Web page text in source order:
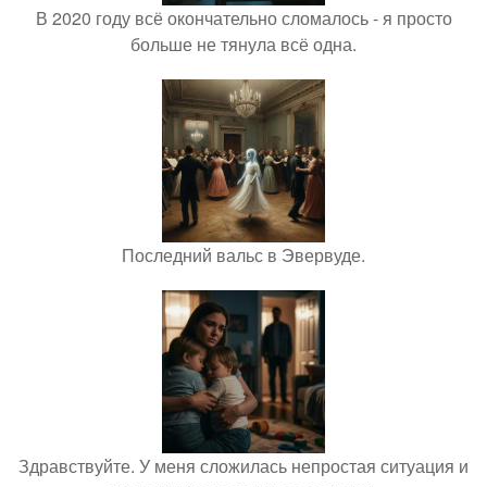
В 2020 году всё окончательно сломалось - я просто
больше не тянула всё одна.
Последний вальс в Эвервуде.
Здравствуйте. У меня сложилась непростая ситуация и